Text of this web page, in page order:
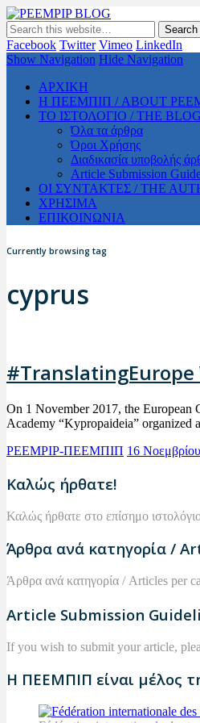
The official blog of PEEMPIP
Facebook Twitter Vimeo LinkedIn
Show Navigation Hide Navigation
ΑΡΧΙΚΗ
Η ΠΕΕΜΠΙΠ / ABOUT
ΤΟ ΙΣΤΟΛΟΓΙΟ / THE BLOG
Όλα τα άρθρα
Όροι Χρήσης
Διαδικασία υποβολής
Article Submission
ΟΙ ΣΥΝΤΑΚΤΕΣ / THE
ΧΡΗΣΙΜΑ
ΕΠΙΚΟΙΝΩΝΙΑ
Currently browsing tag
cyprus
On 1 November 2017, the European
Academy “Kypropaideia” organized
PEEMPIP-ΠΕΕΜΠΙΠ 16
Καλώς ήρθατε!
Καλώς ήρθατε στο επίσημο
Άρθρα ανά κατηγορία /
Άρθρα ανά κατηγορία / Articles per
Article Submission
If you wish to submit your article,
Η ΠΕΕΜΠΙΠ είναι μέλος